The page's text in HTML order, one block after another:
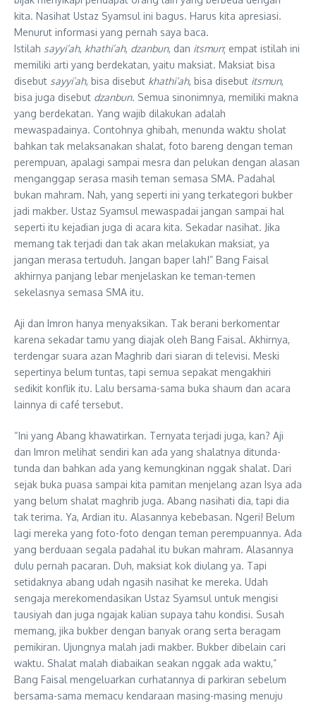
kita. Nasihat Ustaz Syamsul ini bagus. Harus kita apresiasi.
Menurut informasi yang pernah saya baca.
Istilah sayyi’ah, khathi’ah, dzanbun, dan itsmun; empat istilah ini
memiliki arti yang berdekatan, yaitu maksiat. Maksiat bisa
disebut sayyi’ah, bisa disebut khathi’ah, bisa disebut itsmun,
bisa juga disebut dzanbun. Semua sinonimnya, memiliki makna
yang berdekatan. Yang wajib dilakukan adalah
mewaspadainya. Contohnya ghibah, menunda waktu sholat
bahkan tak melaksanakan shalat, foto bareng dengan teman
perempuan, apalagi sampai mesra dan pelukan dengan alasan
menganggap serasa masih teman semasa SMA. Padahal
bukan mahram. Nah, yang seperti ini yang terkategori bukber
jadi makber. Ustaz Syamsul mewaspadai jangan sampai hal
seperti itu kejadian juga di acara kita. Sekadar nasihat. Jika
memang tak terjadi dan tak akan melakukan maksiat, ya
jangan merasa tertuduh. Jangan baper lah!” Bang Faisal
akhirnya panjang lebar menjelaskan ke teman-temen
sekelasnya semasa SMA itu.
Aji dan Imron hanya menyaksikan. Tak berani berkomentar
karena sekadar tamu yang diajak oleh Bang Faisal. Akhirnya,
terdengar suara azan Maghrib dari siaran di televisi. Meski
sepertinya belum tuntas, tapi semua sepakat mengakhiri
sedikit konflik itu. Lalu bersama-sama buka shaum dan acara
lainnya di café tersebut.
“Ini yang Abang khawatirkan. Ternyata terjadi juga, kan? Aji
dan Imron melihat sendiri kan ada yang shalatnya ditunda-
tunda dan bahkan ada yang kemungkinan nggak shalat. Dari
sejak buka puasa sampai kita pamitan menjelang azan Isya ada
yang belum shalat maghrib juga. Abang nasihati dia, tapi dia
tak terima. Ya, Ardian itu. Alasannya kebebasan. Ngeri! Belum
lagi mereka yang foto-foto dengan teman perempuannya. Ada
yang berduaan segala padahal itu bukan mahram. Alasannya
dulu pernah pacaran. Duh, maksiat kok diulang ya. Tapi
setidaknya abang udah ngasih nasihat ke mereka. Udah
sengaja merekomendasikan Ustaz Syamsul untuk mengisi
tausiyah dan juga ngajak kalian supaya tahu kondisi. Susah
memang, jika bukber dengan banyak orang serta beragam
pemikiran. Ujungnya malah jadi makber. Bukber dibelain cari
waktu. Shalat malah diabaikan seakan nggak ada waktu,”
Bang Faisal mengeluarkan curhatannya di parkiran sebelum
bersama-sama memacu kendaraan masing-masing menuju